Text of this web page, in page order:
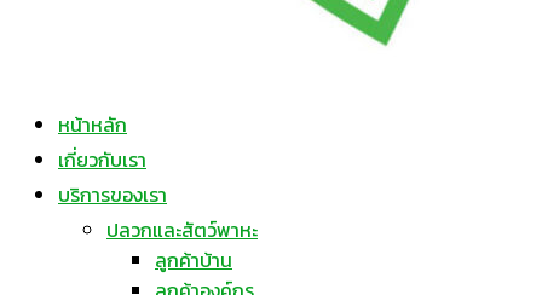
หน้าหลัก
เกี่ยวกับเรา
บริการของเรา
ปลวกและสัตว์พาหะ
ลูกค้าบ้าน